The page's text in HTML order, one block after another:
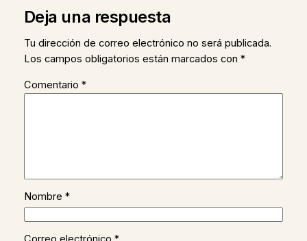
Deja una respuesta
Tu dirección de correo electrónico no será publicada.
Los campos obligatorios están marcados con *
Comentario *
Nombre *